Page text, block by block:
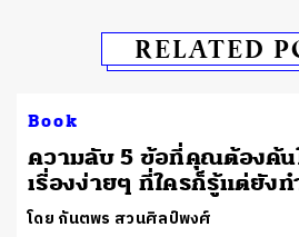
RELATED
Book
ความลับ 5 ข้อที่คุณต้องค้น
เรื่องง่ายๆ ที่ใครก็รู้แต่ยังท
โดย กันตพร สวนศิลป์พงศ์